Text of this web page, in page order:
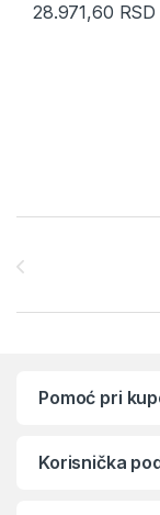
28.971,60 RSD
Pomoć pri
Korisnička